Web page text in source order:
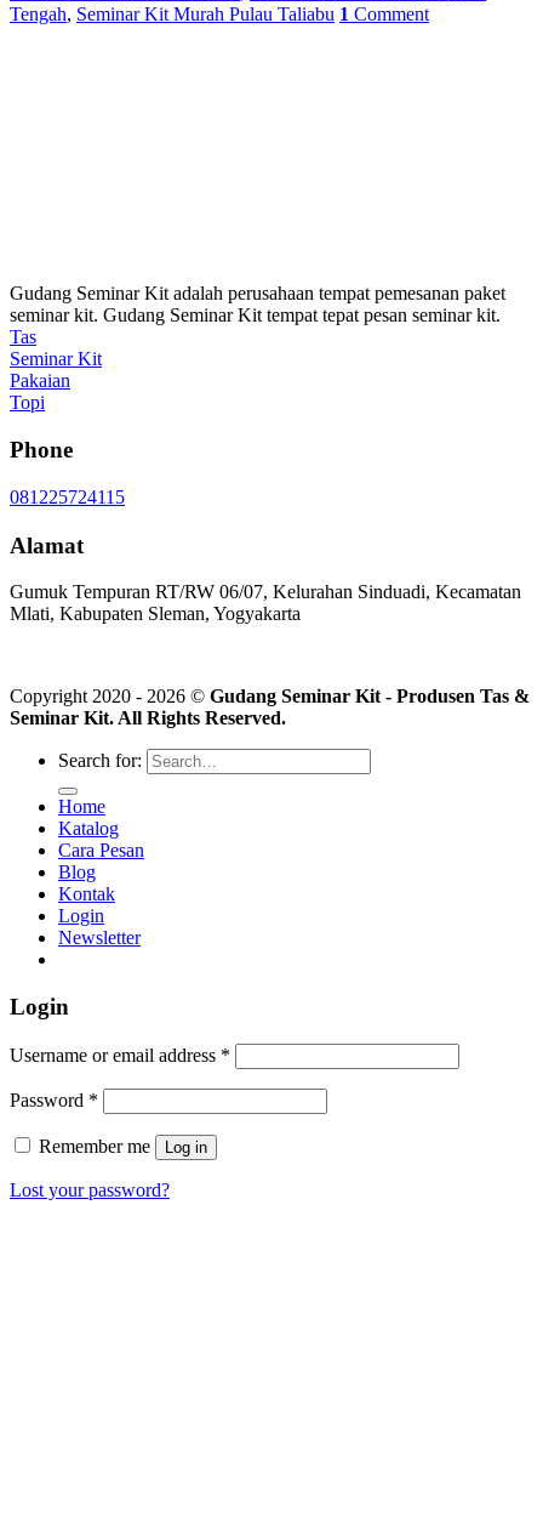
Tengah, Seminar Kit Murah Pulau Taliabu 1 Comment
Gudang Seminar Kit adalah perusahaan tempat pemesanan paket
seminar kit. Gudang Seminar Kit tempat tepat pesan seminar kit.
Tas
Seminar Kit
Pakaian
Topi
Phone
081225724115
Alamat
Gumuk Tempuran RT/RW 06/07, Kelurahan Sinduadi, Kecamatan
Mlati, Kabupaten Sleman, Yogyakarta
Copyright 2020 - 2026 © Gudang Seminar Kit - Produsen Tas &
Seminar Kit. All Rights Reserved.
Search for:
Home
Katalog
Cara Pesan
Blog
Kontak
Login
Newsletter
Login
Username or email address *
Password *
Remember me Log in
Lost your password?